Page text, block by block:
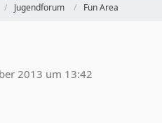
Jugendforum Fun Area
2013 um 13:42